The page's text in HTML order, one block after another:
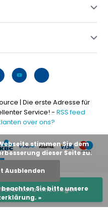
hinzufügen
| Die erste Adresse für
Service! - RSS feed
over ons?
stimmen Sie dem
dieser Seite zu.
Ausblenden
Sie bitte unsere
»